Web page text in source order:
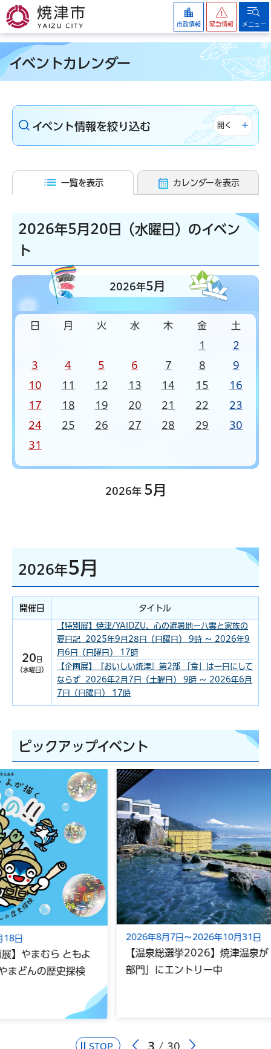
焼津市
市政情報 緊急情報 メニュー
イベントカレンダー
イベント情報を絞り込む 開く
一覧を表示 カレンダーを表示
2026年5月20日（水曜日）のイベン
ト
2026年5月
日 月 火 水 木 金 土
1 2
3 4 5 6 7 8 9
10 11 12 13 14 15 16
17 18 19 20 21 22 23
24 25 26 27 28 29 30
31
2026年 5月
2026年5月
開催日 タイトル
20 日
（水曜日）
【特別展】焼津/YAIDZU、心の避暑地ー八雲と家族の
夏日記 2025年9月28日（日曜日） 9時 ～ 2026年9
月6日（日曜日） 17時
【企画展】『おいしい焼津』第2部 「食」は一日にして
ならず 2026年2月7日（土曜日） 9時 ～ 2026年6月
7日（日曜日） 17時
ピックアップイベント
STOP 3 30
2026年8月7日～2026年10月31日
【温泉総選挙2026】焼津温泉が「健康/スポーツ
部門」にエントリー中